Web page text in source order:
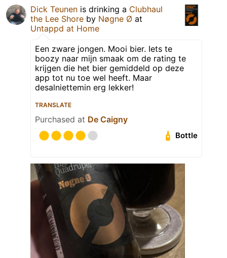
Dick Teunen is drinking a Clubhaul
the Lee Shore by Nøgne Ø at
Untappd at Home
Een zware jongen. Mooi bier. Iets te
boozy naar mijn smaak om de rating te
krijgen die het bier gemiddeld op deze
app tot nu toe wel heeft. Maar
desalniettemin erg lekker!
TRANSLATE
Purchased at De Caigny
Bottle